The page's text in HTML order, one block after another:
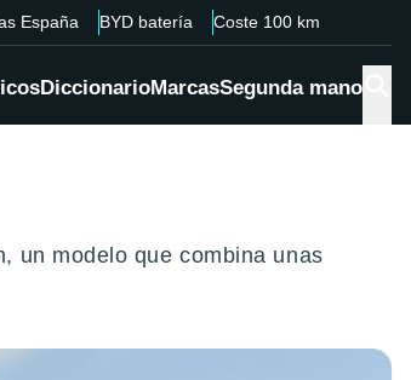
España BYD batería Coste 100 km
DiccionarioMarcasSegunda mano
un modelo que combina unas